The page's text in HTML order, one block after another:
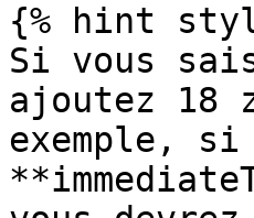
{% hint
Si vous
ajoutez
exemple, si